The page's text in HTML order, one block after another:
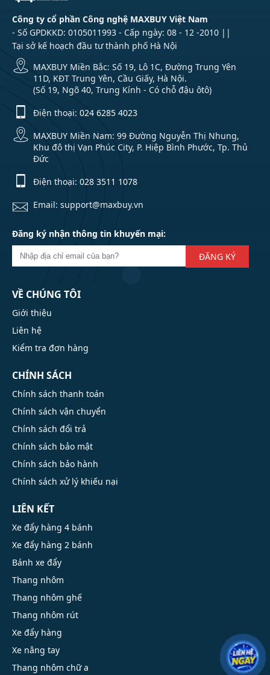
Công ty cổ phần Công nghệ MAXBUY Việt Nam
- Số GPDKKD: 0105011993 - Cấp ngày: 08 - 12 -2010 ||
Tại sở kế hoạch đầu tư thành phố Hà Nội
MAXBUY Miền Bắc: Số 19, Lô 1C, Đường Trung Yên
11D, KĐT Trung Yên, Cầu Giấy, Hà Nội.
(Số 19, Ngõ 40, Trung Kính - Có chỗ đậu ôtô)
Điện thoại: 024 6285 4023
MAXBUY Miền Nam: 99 Đường Nguyễn Thị Nhung,
Khu đô thị Vạn Phúc City, P. Hiệp Bình Phước, Tp. Thủ
Đức
Điện thoại: 028 3511 1078
Email: support@maxbuy.vn
Đăng ký nhận thông tin khuyến mại:
ĐĂNG KÝ
VỀ CHÚNG TÔI
Giới thiệu
Liên hệ
Kiểm tra đơn hàng
CHÍNH SÁCH
Chính sách thanh toán
Chính sách vận chuyển
Chính sách đổi trả
Chính sách bảo mật
Chính sách bảo hành
Chính sách xử lý khiếu nại
LIÊN KẾT
Xe đẩy hàng 4 bánh
Xe đẩy hàng 2 bánh
Bánh xe đẩy
Thang nhôm
Thang nhôm ghế
Thang nhôm rút
Xe đẩy hàng
Xe nâng tay
Thang nhôm chữ a